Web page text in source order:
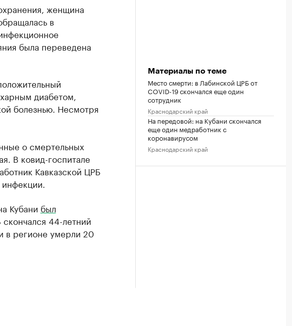
женщина
в
была переведена
диабетом,
болезнью. Несмотря
о смертельных
В ковид-госпитале
Кавказской ЦРБ
Кубани был
44-летний
в регионе умерли 20
Материалы по теме
Место смерти: в Лабинской ЦРБ от
COVID-19 скончался еще один
сотрудник
Краснодарский край
На передовой: на Кубани скончался
еще один медработник с
коронавирусом
Краснодарский край